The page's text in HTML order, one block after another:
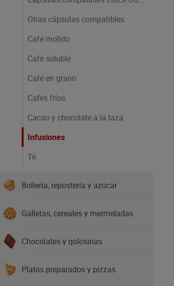
Otras cápsulas compatibles
Café molido
Café soluble
Café en grano
Cafés fríos
Cacao y chocolate a la taza
Infusiones
Té
Bollería, repostería y azúcar
Galletas, cereales y mermeladas
Chocolates y golosinas
Platos preparados y pizzas